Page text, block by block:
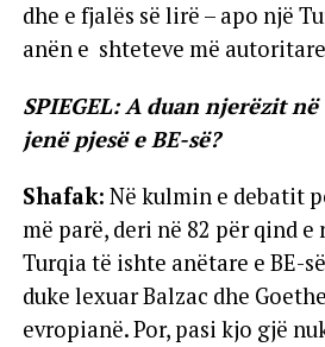
dhe e fjalës së lirë – apo një
anën e shteteve më
SPIEGEL: A duan njerëzit
jenë pjesë e BE-së?
Shafak: Në kulmin e debatit
më parë, deri në 82 për qind e
Turqia të ishte anëtare e BE-
duke lexuar Balzac dhe
evropianë. Por, pasi kjo gjë